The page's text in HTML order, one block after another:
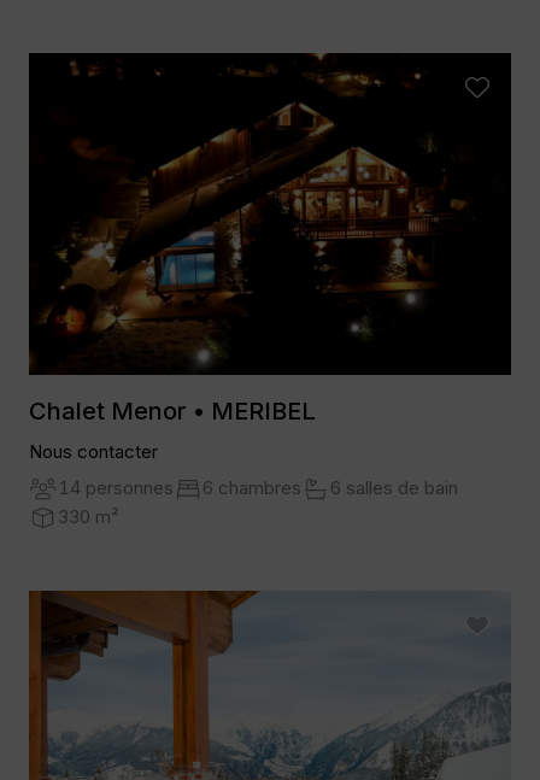
Chalet Menor • MERIBEL
Nous contacter
14 personnes
6 chambres
6 salles de bain
330 m²